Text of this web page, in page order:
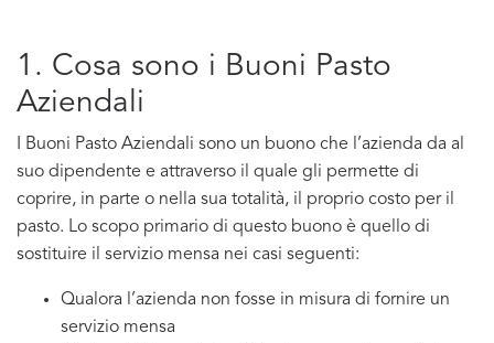
1. Cosa sono i Buoni Pasto
Aziendali
I Buoni Pasto Aziendali sono un buono che l’azienda da al
suo dipendente e attraverso il quale gli permette di
coprire, in parte o nella sua totalità, il proprio costo per il
pasto. Lo scopo primario di questo buono è quello di
sostituire il servizio mensa nei casi seguenti:
Qualora l’azienda non fosse in misura di fornire un
servizio mensa